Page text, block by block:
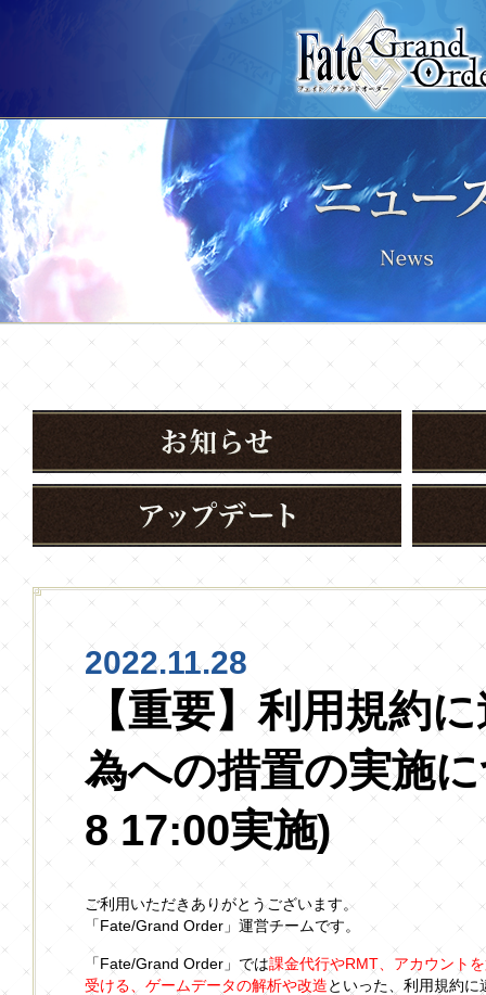
2022.11.28
【重要】利用規約
為への措置の実施
8 17:00実施)
ご利用いただきありがとうございます。
「Fate/Grand Order」運営チームです。
「Fate/Grand Order」では課金代行やRMT、アカウント
受ける、ゲームデータの解析や改造といった、利用規約